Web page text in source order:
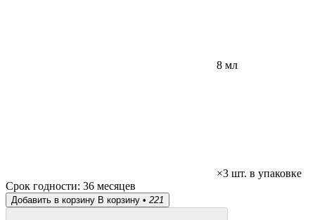
8 мл
×3 шт. в упаковке
Срок годности: 36 месяцев
Добавить в корзину В корзину • 221